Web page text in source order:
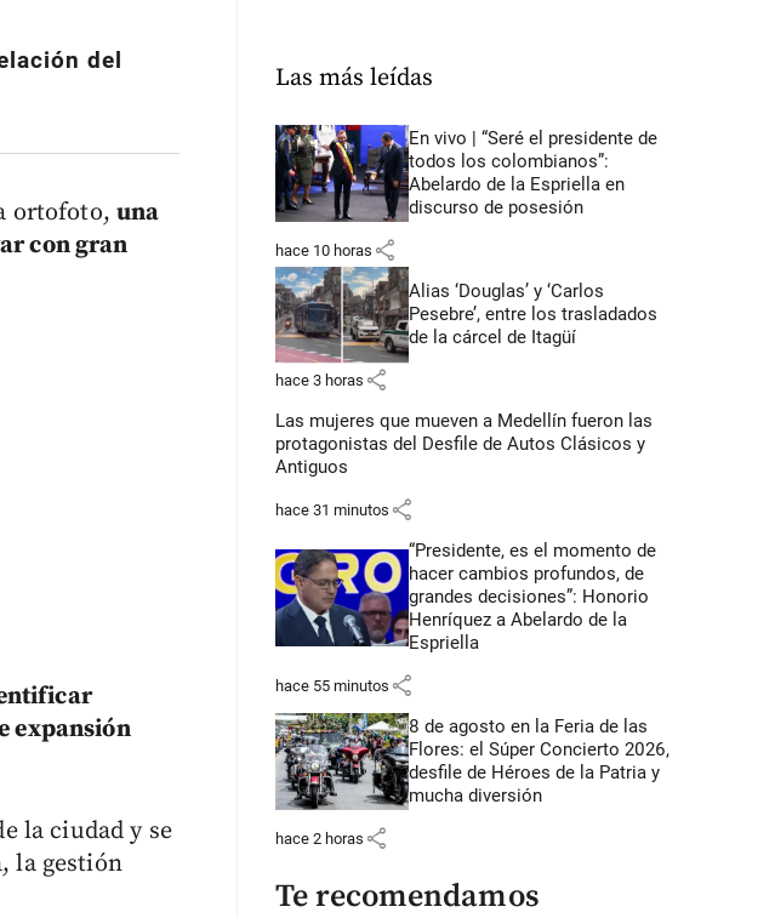
del
ortofoto,una
con gran
expansión
la ciudad y se
la gestión
Las más leídas
En vivo | “Seré el presidente de
todos los colombianos”:
Abelardo de la Espriella en
discurso de posesión
hace 10 horas share
Alias ‘Douglas’ y ‘Carlos
Pesebre’, entre los trasladados
de la cárcel de Itagüí
hace 3 horas share
Las mujeres que mueven a Medellín fueron las
protagonistas del Desfile de Autos Clásicos y
Antiguos
hace 31 minutos share
“Presidente, es el momento de
hacer cambios profundos, de
grandes decisiones”: Honorio
Henríquez a Abelardo de la
Espriella
hace 55 minutos share
8 de agosto en la Feria de las
Flores: el Súper Concierto 2026,
desfile de Héroes de la Patria y
mucha diversión
hace 2 horas share
Te recomendamos